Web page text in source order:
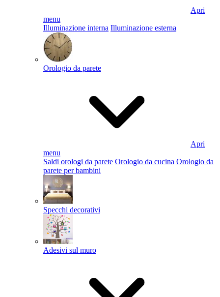
Apri
menu
Illuminazione interna Illuminazione esterna
Orologio da parete
Apri
menu
Saldi orologi da parete Orologio da cucina Orologio da
parete per bambini
Specchi decorativi
Adesivi sul muro